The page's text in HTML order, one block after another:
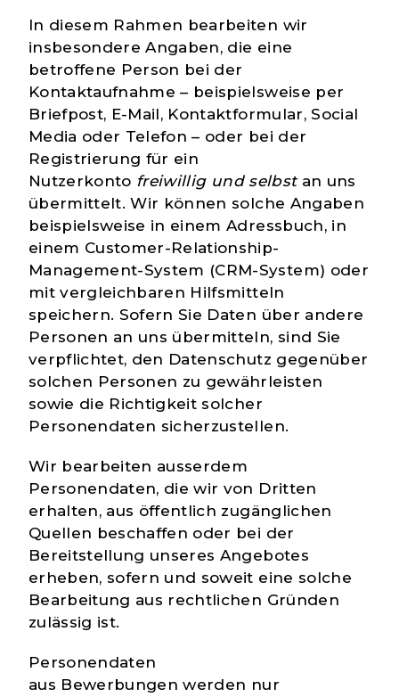
In diesem Rahmen bearbeiten wir
insbesondere Angaben, die eine
betroffene Person bei der
Kontaktaufnahme – beispielsweise per
Briefpost, E-Mail, Kontaktformular, Social
Media oder Telefon – oder bei der
Registrierung für ein
Nutzerkonto freiwillig und selbst an uns
übermittelt. Wir können solche Angaben
beispielsweise in einem Adressbuch, in
einem Customer-Relationship-
Management-System (CRM-System) oder
mit vergleichbaren Hilfsmitteln
speichern. Sofern Sie Daten über andere
Personen an uns übermitteln, sind Sie
verpflichtet, den Datenschutz gegenüber
solchen Personen zu gewährleisten
sowie die Richtigkeit solcher
Personendaten sicherzustellen.
Wir bearbeiten ausserdem
Personendaten, die wir von Dritten
erhalten, aus öffentlich zugänglichen
Quellen beschaffen oder bei der
Bereitstellung unseres Angebotes
erheben, sofern und soweit eine solche
Bearbeitung aus rechtlichen Gründen
zulässig ist.
Personendaten
aus Bewerbungen werden nur